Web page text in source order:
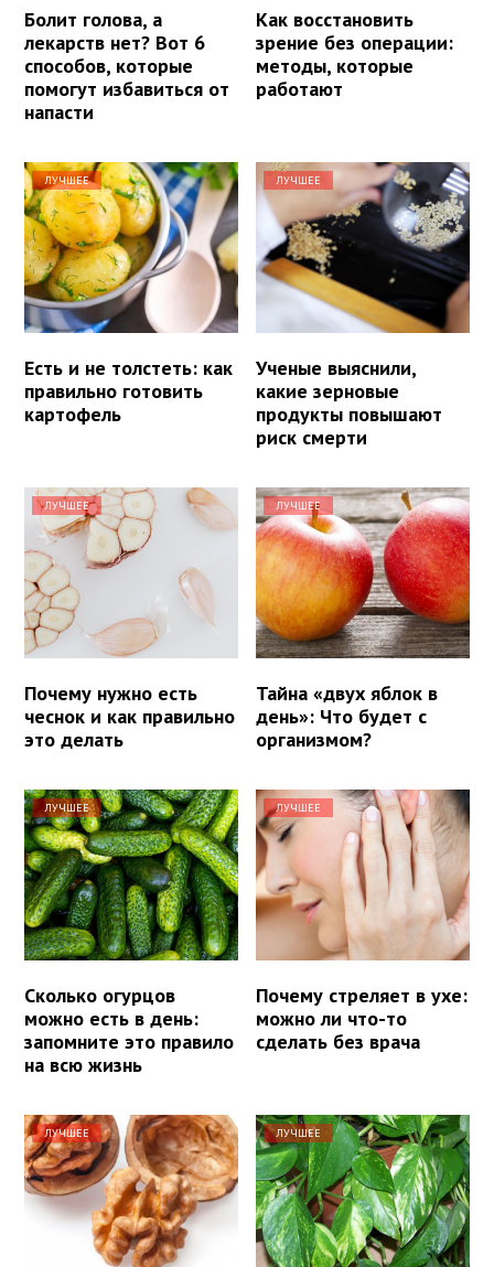
Болит голова, а
лекарств нет? Вот 6
способов, которые
помогут избавиться от
напасти
Как восстановить
зрение без операции:
методы, которые
работают
ЛУЧШЕЕ
Есть и не толстеть: как
правильно готовить
картофель
ЛУЧШЕЕ
Ученые выяснили,
какие зерновые
продукты повышают
риск смерти
ЛУЧШЕЕ
Почему нужно есть
чеснок и как правильно
это делать
ЛУЧШЕЕ
Тайна «двух яблок в
день»: Что будет с
организмом?
ЛУЧШЕЕ
Сколько огурцов
можно есть в день:
запомните это правило
на всю жизнь
ЛУЧШЕЕ
Почему стреляет в ухе:
можно ли что-то
сделать без врача
ЛУЧШЕЕ ЛУЧШЕЕ